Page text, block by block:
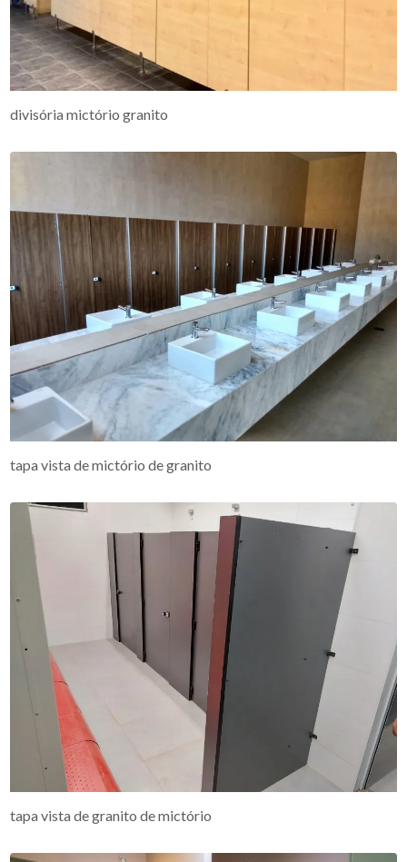
divisória mictório granito
tapa vista de mictório de granito
tapa vista de granito de mictório